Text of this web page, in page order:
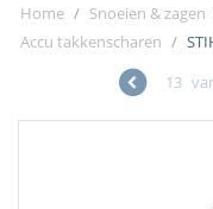
Home / Snoeien & zagen
Accu takkenscharen /
13